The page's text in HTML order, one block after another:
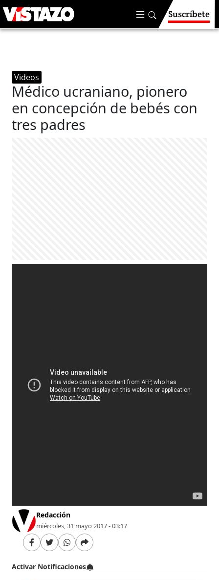
Suscríbete
Videos
Médico ucraniano, pionero
en concepción de bebés con
tres padres
Redacción
miércoles, 31 mayo 2017 - 03:17
Activar Notificaciones